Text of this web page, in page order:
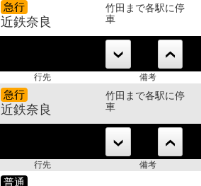
急行
近鉄奈良
竹田まで各駅に停
車
行先 備考
急行
近鉄奈良
竹田まで各駅に停
車
行先 備考
普通